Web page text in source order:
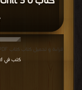
قراءة و تحميل كتاب كتاب Classical Mechanics Introduction PDF مجانا | مكتبة >
كتب في Free Download